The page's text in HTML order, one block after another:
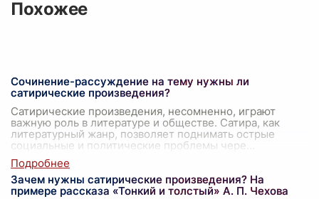
Похожее
Сочинение-рассуждение на тему нужны ли
сатирические произведения?
Сатирические произведения, несомненно, играют
важную роль в литературе и обществе. Сатира, как
литературный жанр, позволяет поднимать острые
социальные и политические проблемы чере
Зачем нужны сатирические произведения? На
примере рассказа «Тонкий и толстый» А. П. Чехова